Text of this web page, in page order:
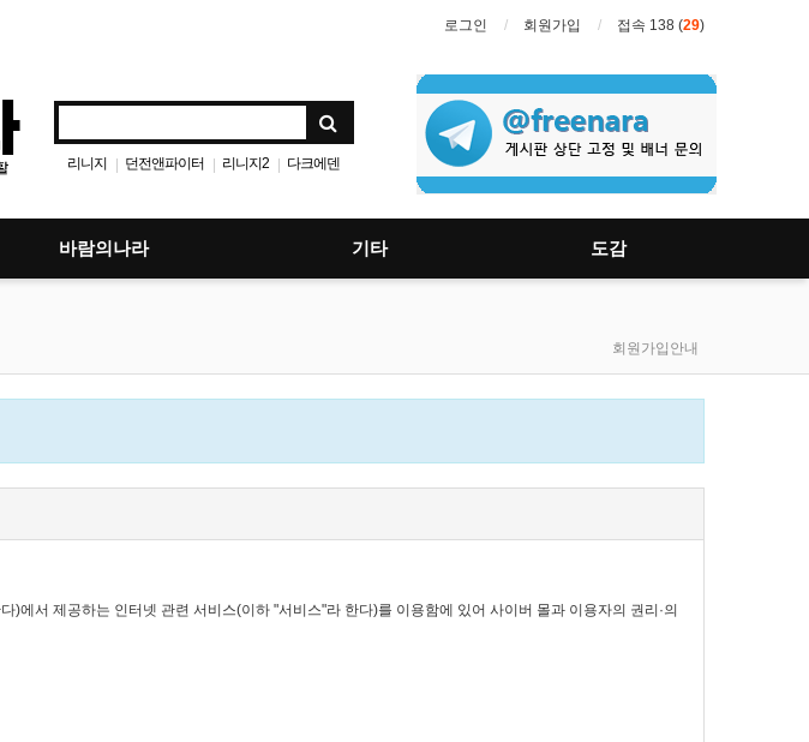
로그인 회원가입 접속 138 (29)
리니지 | 던전앤파이터 | 리니지2 | 다크에덴
| 메이플스토리
바람의나라 기타 도감
회원가입안내
에서 제공하는 인터넷 관련 서비스(이하 "서비스"라 한다)를 이용함에 있어 사이버 몰과 이용자의 권리·의